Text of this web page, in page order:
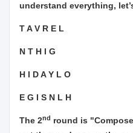
understand everything,
T A V R
N T H I G
H I D A Y L O
E G I S N L H
The 2nd round is